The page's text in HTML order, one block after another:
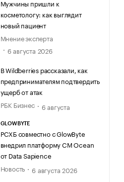
Мужчины пришли к
косметологу: как выглядит
новый пациент
Мнение эксперта
6 августа 2026
В Wildberries рассказали, как
предпринимателям подтвердить
ущерб от атак
РБК Бизнес
6 августа
GLOWBYTE
РСХБ совместно с GlowByte
внедрил платформу CM Ocean
от Data Sapience
Новость
6 августа 2026